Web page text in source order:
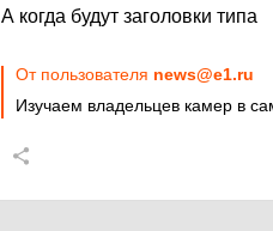
А когда будут заголовки типа
От пользователя news@e1.ru
Изучаем владельцев камер в